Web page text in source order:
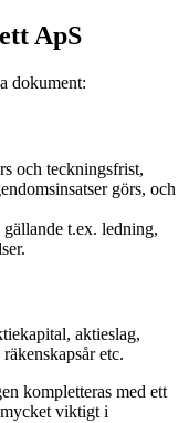
ApS
dokument:
och teckningsfrist,
görs, och
t.ex. ledning,
aktieslag,
etc.
kompletteras med ett
viktigt i